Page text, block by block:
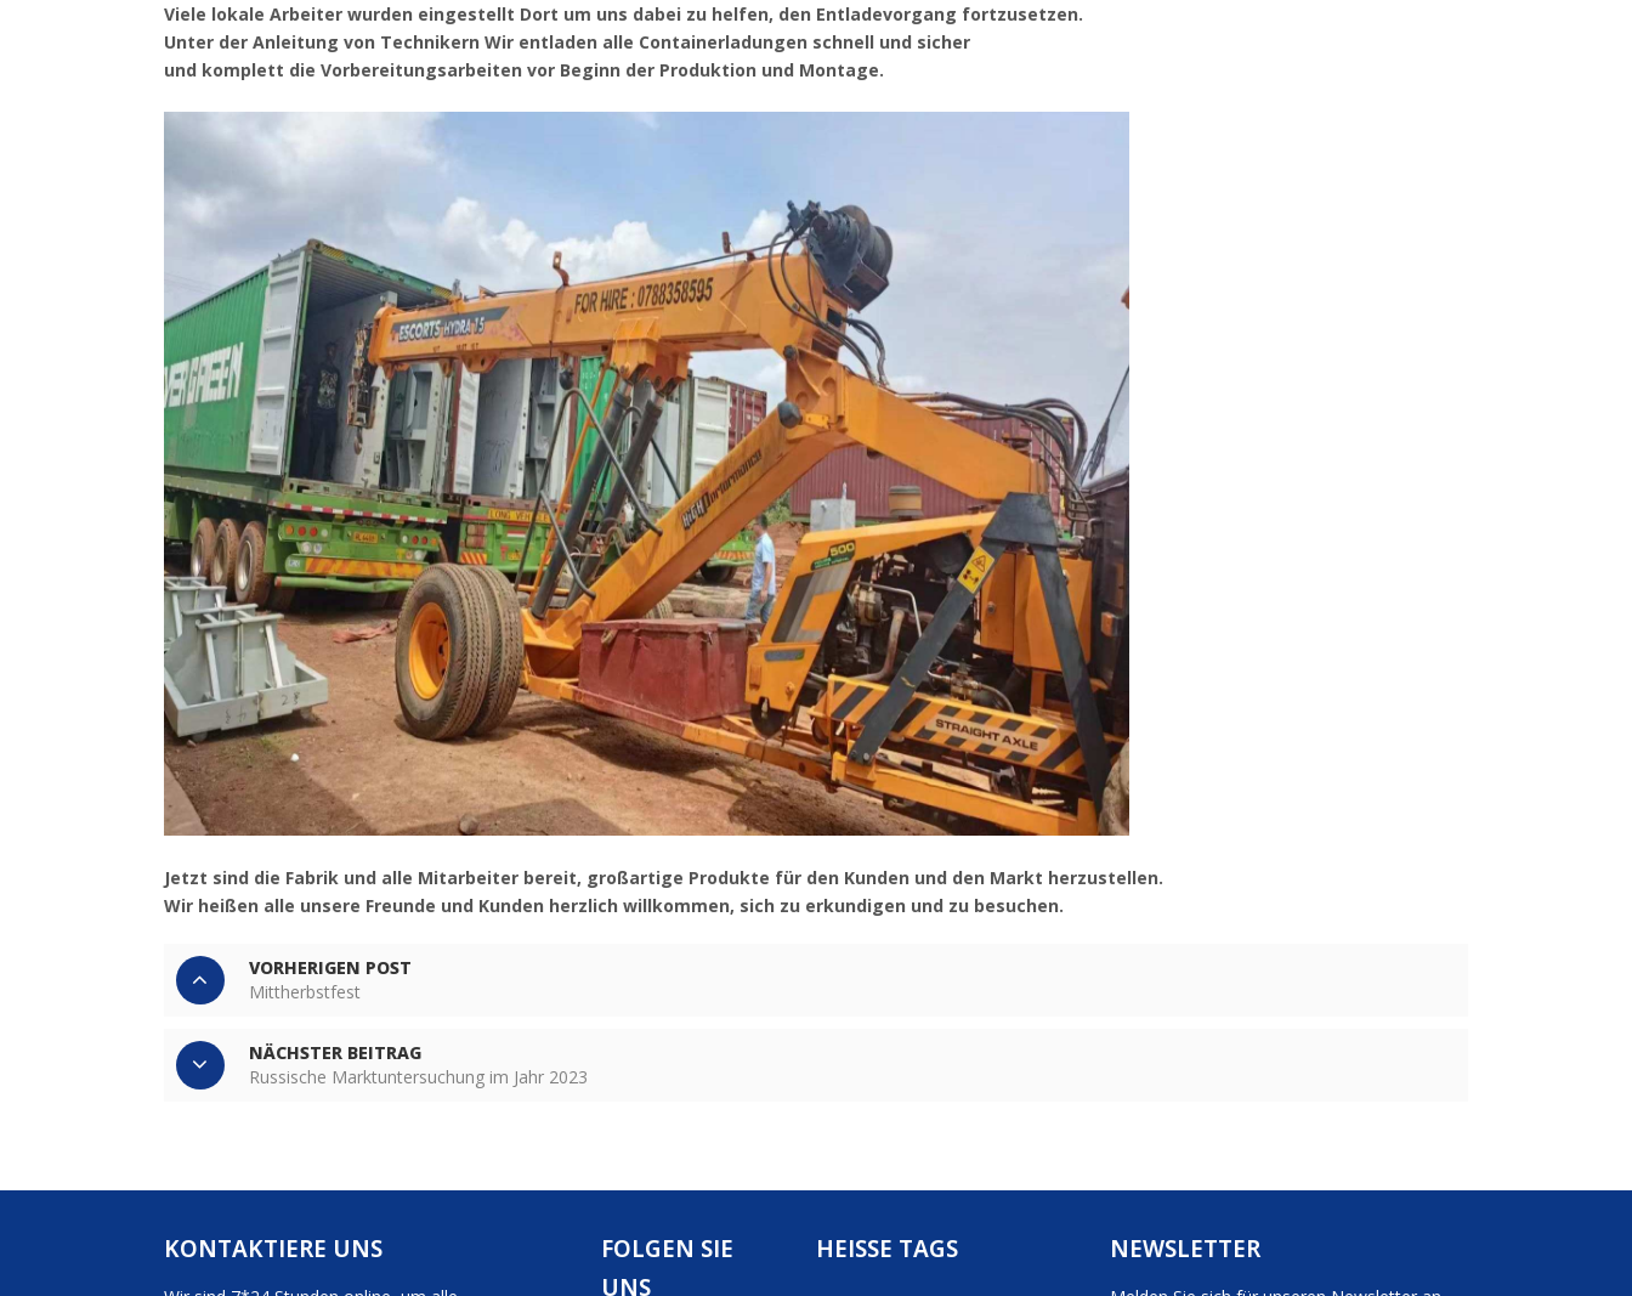
Viele lokale Arbeiter wurden eingestellt Dort um uns dabei zu helfen, den Entladevorgang fortzusetzen.
Unter der Anleitung von Technikern Wir entladen alle Containerladungen schnell und sicher
und komplett die Vorbereitungsarbeiten vor Beginn der Produktion und Montage.
Jetzt sind die Fabrik und alle Mitarbeiter bereit, großartige Produkte für den Kunden und den Markt herzustellen.
Wir heißen alle unsere Freunde und Kunden herzlich willkommen, sich zu erkundigen und zu besuchen.
VORHERIGEN POST
Mittherbstfest
NÄCHSTER BEITRAG
Russische Marktuntersuchung im Jahr 2023
KONTAKTIERE UNS
FOLGEN SIE
UNS
HEISSE TAGS NEWSLETTER